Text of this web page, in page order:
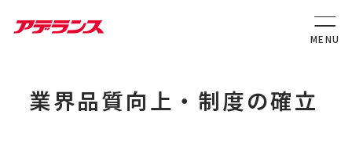
業界品質向上・制度の確立